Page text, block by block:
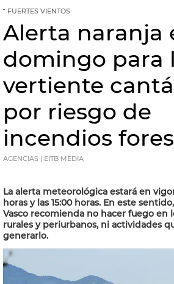
FUERTES VIENTOS
Alerta naranja
domingo para
vertiente
por riesgo de
incendios
AGENCIAS | EITB MEDIA
La alerta meteorológica estará en
horas y las 15:00 horas. En este
Vasco recomienda no hacer fuego en
rurales y periurbanos, ni actividades
generarlo.